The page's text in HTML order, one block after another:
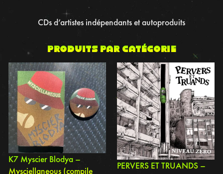
CDs d’artistes indépendants et autoproduits
Produits par catégorie
K7 Myscier Blodya –
Mysciellaneous (compile
PERVERS ET TRUANDS –